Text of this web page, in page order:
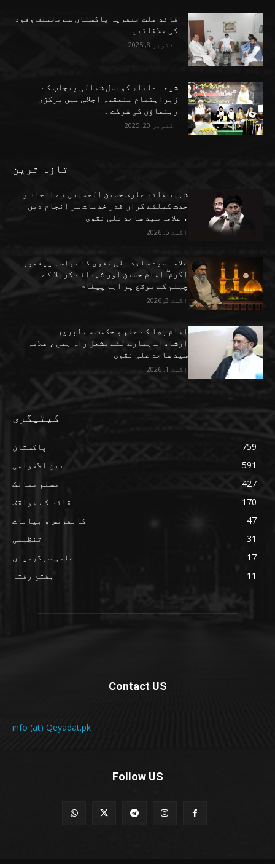
قائد ملت جعفریہ پاکستان سے مختلف وفود
کی ملاقاتیں
اکتوبر 8, 2025
شیعہ علماء کونسل شمالی پنجاب کے
زیراہتمام منعقدہ اجلاسِ میں مرکزی
رہنماؤں کی شرکت ۔
اکتوبر 20, 2025
تازہ ترین
شہید قائد عارف حسین الحسینی نے اتحاد و
حدت کیلئے گراں قدر خدمات سر انجام دیں
، علامہ سید ساجد علی نقوی
اگست 5, 2026
علامہ سید ساجد علی نقوی کا نواسہ پیغمبر
اکرم ۖ امام حسین اور شہدائے کربلا کے
چہلم کے موقع پر اہم پیغام
اگست 3, 2026
امام رضا کے علم و حکمت سے لبریز
ارشادات ہمارے لئے مشعل راہ ہیں ، علامہ
سید ساجد علی نقوی
اگست 1, 2026
کیٹیگری
پاکستان
759
بین الاقوامی
591
مسلم ممالک
427
قائد کے مواقف
170
کانفرنس و بیانات
47
تنظیمی
31
علمی سرگرمیاں
17
ہفتۂِ رفتہ
11
Contact US
info (at) Qeyadat.pk
Follow US